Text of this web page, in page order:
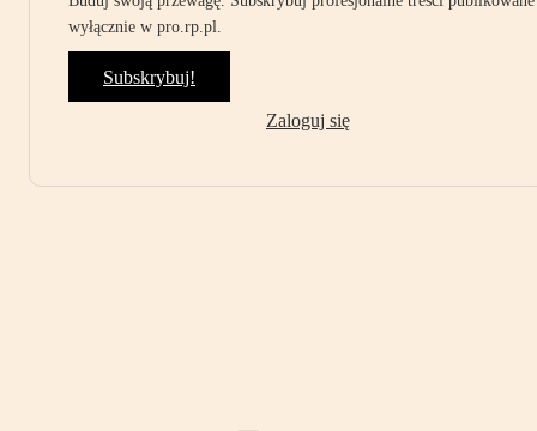
wyłącznie w pro.rp.pl.
Subskrybuj!
Zaloguj się